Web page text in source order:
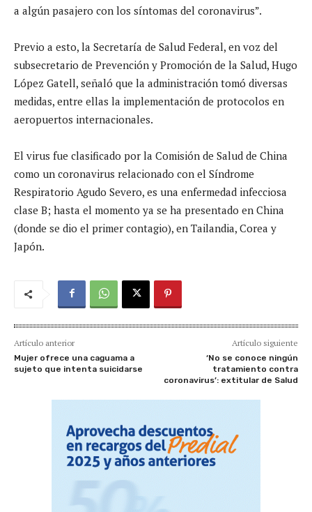
a algún pasajero con los síntomas del coronavirus”.
Previo a esto, la Secretaría de Salud Federal, en voz del
subsecretario de Prevención y Promoción de la Salud, Hugo
López Gatell, señaló que la administración tomó diversas
medidas, entre ellas la implementación de protocolos en
aeropuertos internacionales.
El virus fue clasificado por la Comisión de Salud de China
como un coronavirus relacionado con el Síndrome
Respiratorio Agudo Severo, es una enfermedad infecciosa
clase B; hasta el momento ya se ha presentado en China
(donde se dio el primer contagio), en Tailandia, Corea y
Japón.
Artículo anterior
Mujer ofrece una caguama a
sujeto que intenta suicidarse
Artículo siguiente
‘No se conoce ningún
tratamiento contra
coronavirus’: extitular de Salud